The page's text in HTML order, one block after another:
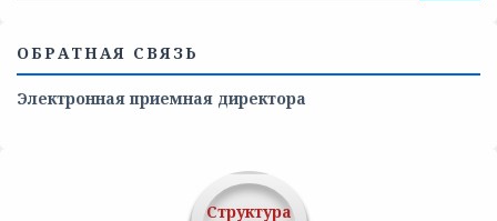
ОБРАТНАЯ СВЯЗЬ
Электронная приемная директора
Структура